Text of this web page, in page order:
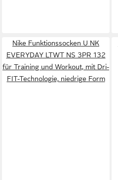
Nike Funktionssocken U NK
EVERYDAY LTWT NS 3PR 132
für Training und Workout, mit Dri-
FIT-Technologie, niedrige Form